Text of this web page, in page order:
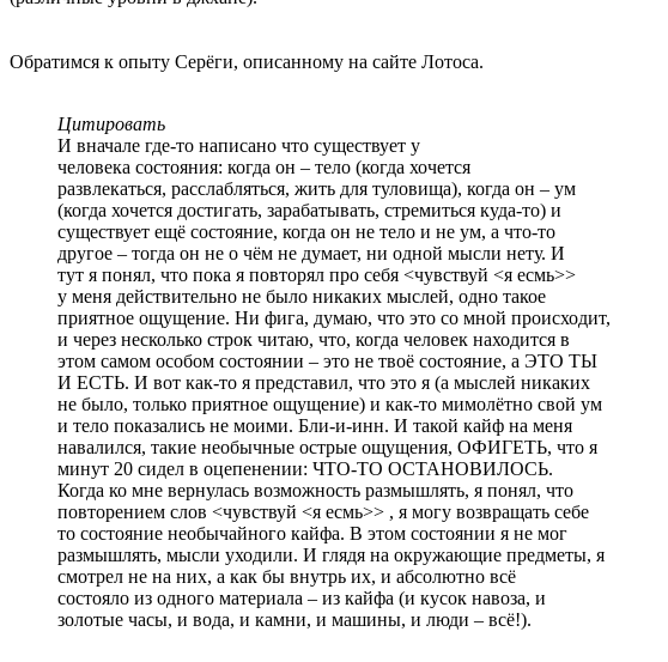
Обратимся к опыту Серёги, описанному на сайте Лотоса.
Цитировать
И вначале где-то написано что существует у
человека состояния: когда он – тело (когда хочется
развлекаться, расслабляться, жить для туловища), когда он – ум
(когда хочется достигать, зарабатывать, стремиться куда-то) и
существует ещё состояние, когда он не тело и не ум, а что-то
другое – тогда он не о чём не думает, ни одной мысли нету. И
тут я понял, что пока я повторял про себя <чувствуй <я есмь>>
у меня действительно не было никаких мыслей, одно такое
приятное ощущение. Ни фига, думаю, что это со мной происходит,
и через несколько строк читаю, что, когда человек находится в
этом самом особом состоянии – это не твоё состояние, а ЭТО ТЫ
И ЕСТЬ. И вот как-то я представил, что это я (а мыслей никаких
не было, только приятное ощущение) и как-то мимолётно свой ум
и тело показались не моими. Бли-и-инн. И такой кайф на меня
навалился, такие необычные острые ощущения, ОФИГЕТЬ, что я
минут 20 сидел в оцепенении: ЧТО-ТО ОСТАНОВИЛОСЬ.
Когда ко мне вернулась возможность размышлять, я понял, что
повторением слов <чувствуй <я есмь>> , я могу возвращать себе
то состояние необычайного кайфа. В этом состоянии я не мог
размышлять, мысли уходили. И глядя на окружающие предметы, я
смотрел не на них, а как бы внутрь их, и абсолютно всё
состояло из одного материала – из кайфа (и кусок навоза, и
золотые часы, и вода, и камни, и машины, и люди – всё!).